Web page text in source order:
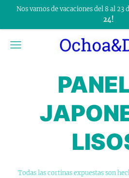
Nos vamos de vacaciones del 8 al 23
24!
Todas las cortinas expuestas son